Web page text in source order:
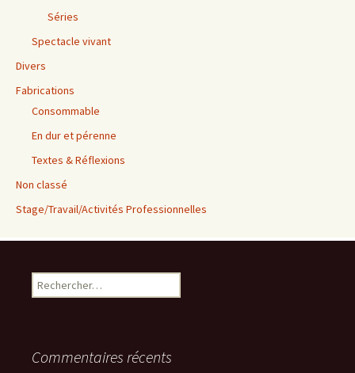
Séries
Spectacle vivant
Divers
Fabrications
Consommable
En dur et pérenne
Textes & Réflexions
Non classé
Stage/Travail/Activités Professionnelles
Rechercher :
Commentaires récents